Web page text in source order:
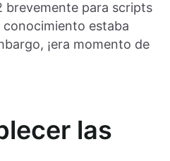
brevemente para scripts
conocimiento estaba
¡era momento de
las